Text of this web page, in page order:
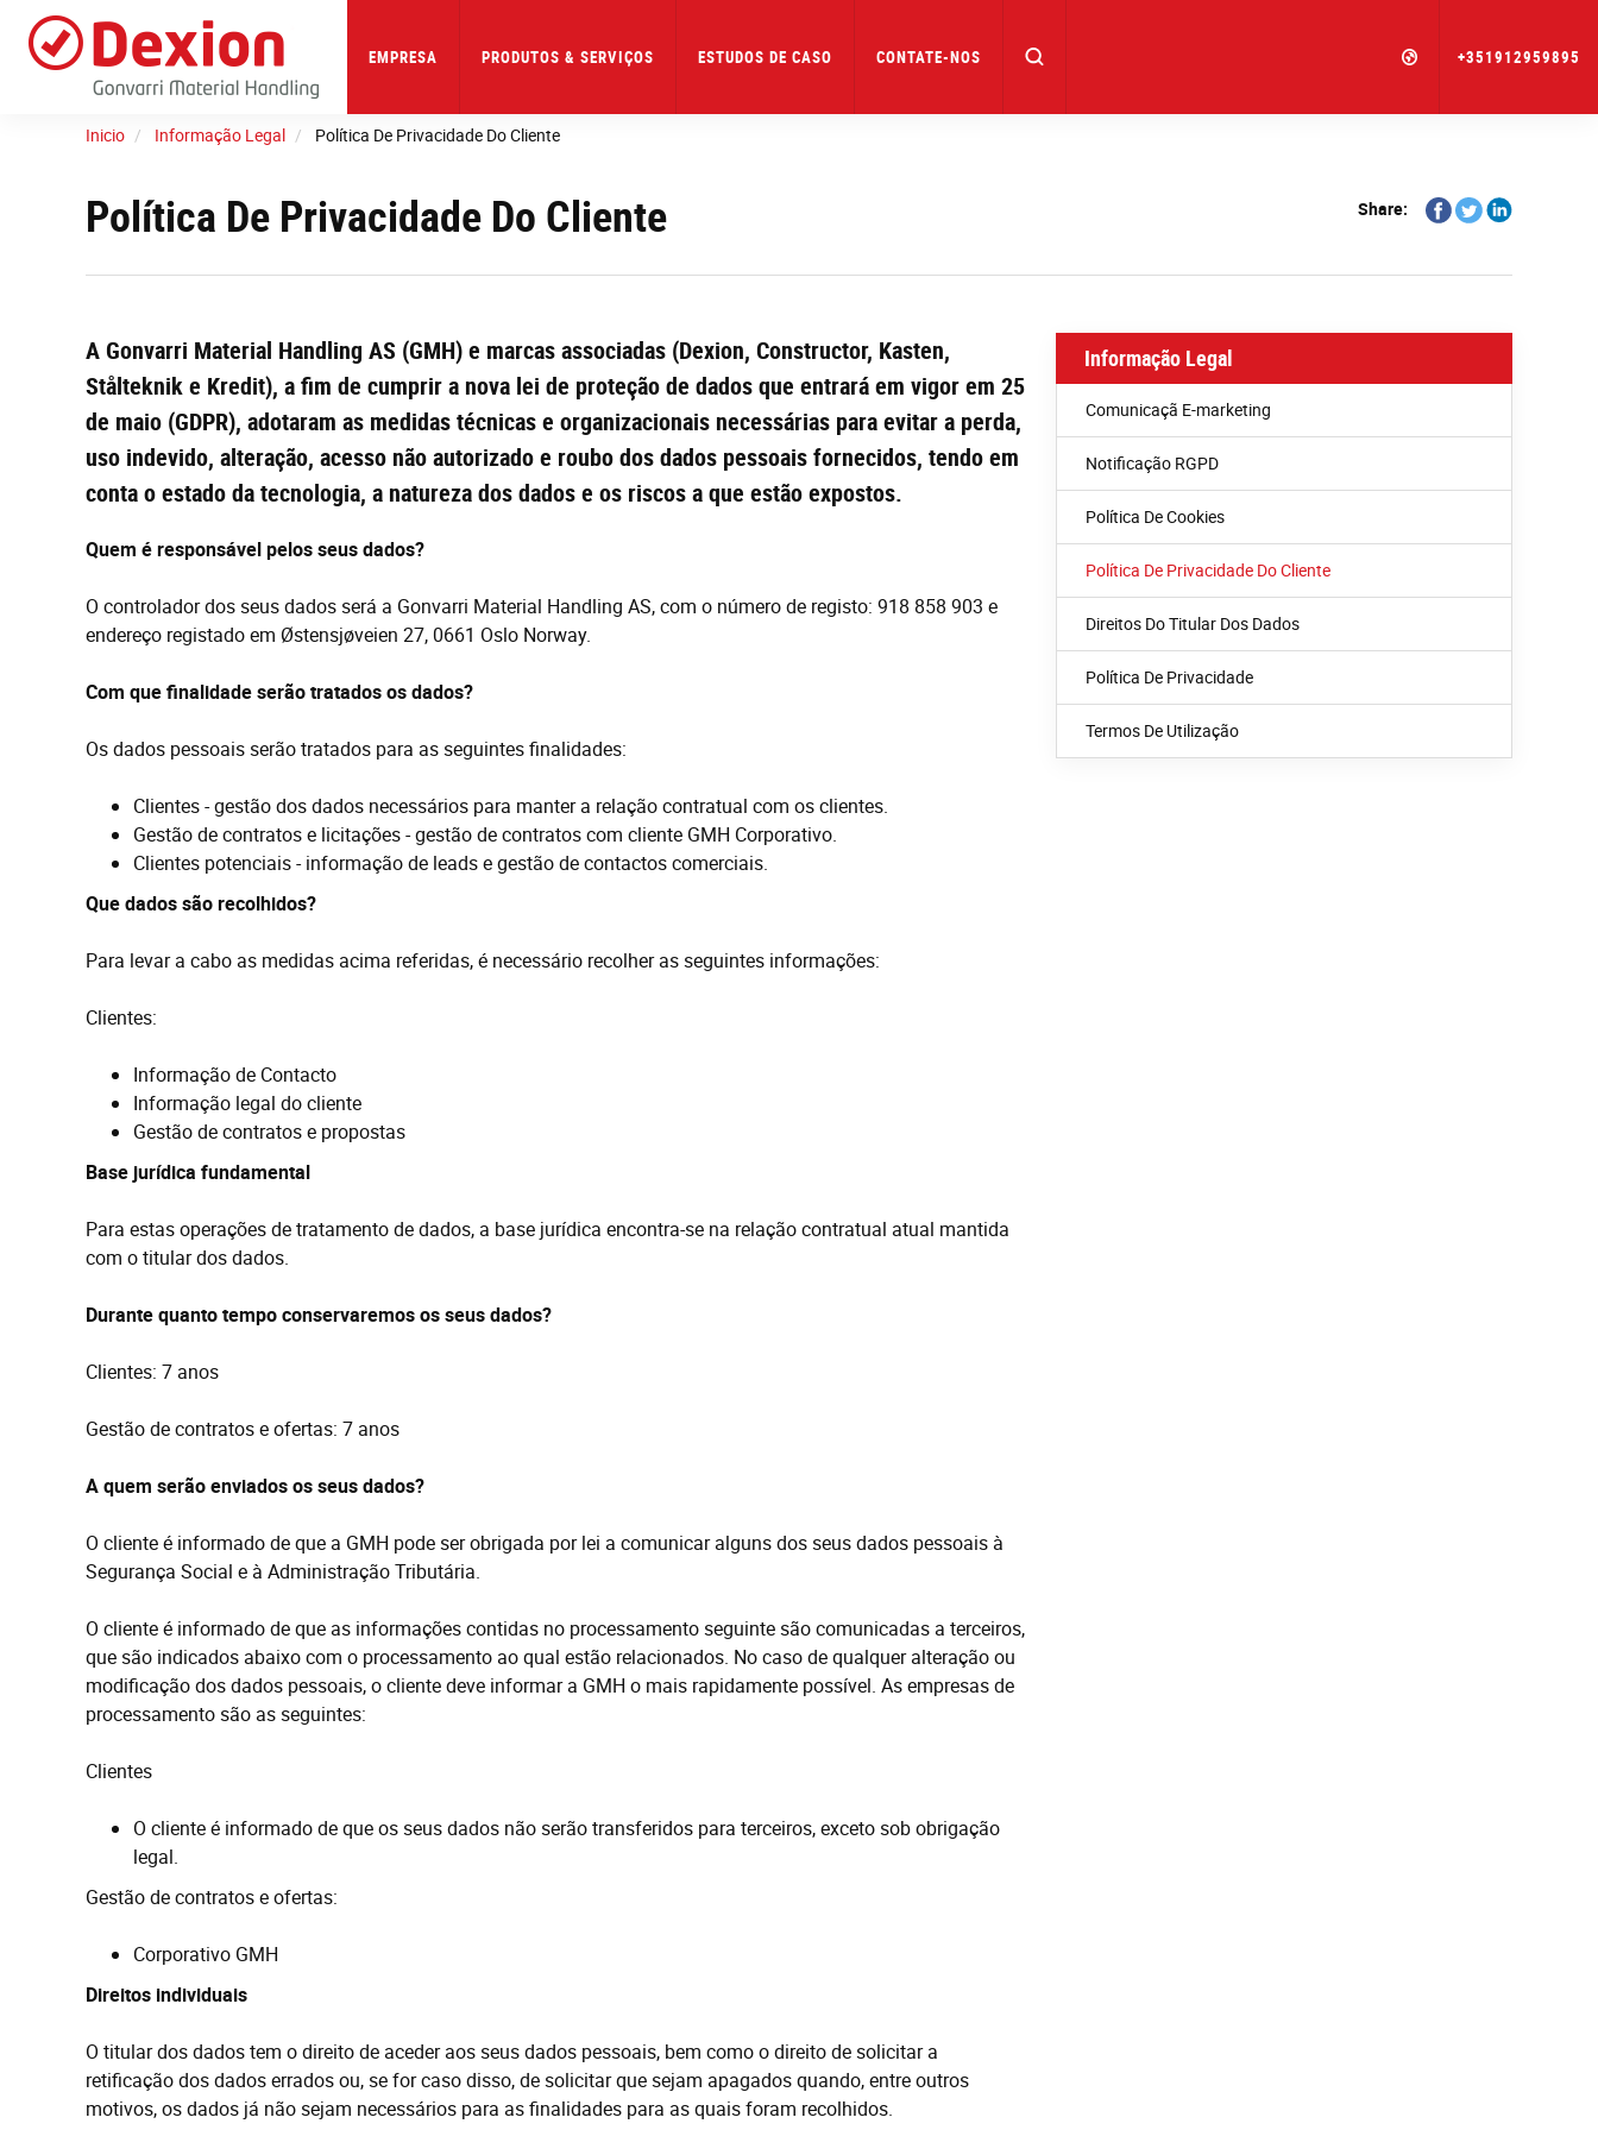
main
EMPRESA PRODUTOS & SERVIÇOS ESTUDOS DE CASO CONTATE-NOS +351912959895
Inicio Informação Legal Política De Privacidade Do Cliente
Política De Privacidade Do Cliente Share:
Share
on
Share
on
Share
A Gonvarri Material Handling AS (GMH) e marcas associadas (Dexion, Constructor, Kasten,
Stålteknik e Kredit), a fim de cumprir a nova lei de proteção de dados que entrará em vigor em 25
de maio (GDPR), adotaram as medidas técnicas e organizacionais necessárias para evitar a perda,
uso indevido, alteração, acesso não autorizado e roubo dos dados pessoais fornecidos, tendo em
conta o estado da tecnologia, a natureza dos dados e os riscos a que estão expostos.
Quem é responsável pelos seus dados?
O controlador dos seus dados será a Gonvarri Material Handling AS, com o número de registo: 918 858 903 e
endereço registado em Østensjøveien 27, 0661 Oslo Norway.
Com que finalidade serão tratados os dados?
Os dados pessoais serão tratados para as seguintes finalidades:
Clientes - gestão dos dados necessários para manter a relação contratual com os clientes.
Gestão de contratos e licitações - gestão de contratos com cliente GMH Corporativo.
Clientes potenciais - informação de leads e gestão de contactos comerciais.
Que dados são recolhidos?
Para levar a cabo as medidas acima referidas, é necessário recolher as seguintes informações:
Clientes:
Informaçãode Contacto
Informação legal docliente
Gestão de contratos e propostas
Base jurídica fundamental
Para estas operações de tratamento de dados, a base jurídica encontra-se na relação contratual atual mantida
com o titular dos dados.
Durante quanto tempo conservaremos os seus dados?
Clientes: 7 anos
Gestão de contratos e ofertas: 7 anos
A quem serão enviados os seus dados?
O cliente é informado de que a GMH pode ser obrigada por lei a comunicar alguns dos seus dados pessoais à
Segurança Social e à Administração Tributária.
O cliente é informado de que as informações contidas no processamento seguinte são comunicadas a terceiros,
que são indicados abaixo com o processamento ao qual estão relacionados. No caso de qualquer alteração ou
modificação dos dados pessoais, o cliente deve informar a GMH o mais rapidamente possível. As empresas de
processamento são as seguintes:
Clientes
O cliente é informado de que os seus dados não serão transferidos para terceiros, exceto sob obrigação
legal.
Gestão de contratos e ofertas:
Corporativo GMH
Direitos individuais
O titular dos dados tem o direito de aceder aos seus dados pessoais, bem como o direito de solicitar a
retificação dos dadoserradosou, se for caso disso, de solicitarque sejam apagadosquando, entre outros
motivos, os dados já não sejam necessários para as finalidades para as quais foram recolhidos.
Informação Legal
Comunicaçã E-marketing
Notificação RGPD
Política De Cookies
Política De Privacidade Do Cliente
Direitos Do Titular Dos Dados
Política De Privacidade
Termos De Utilização